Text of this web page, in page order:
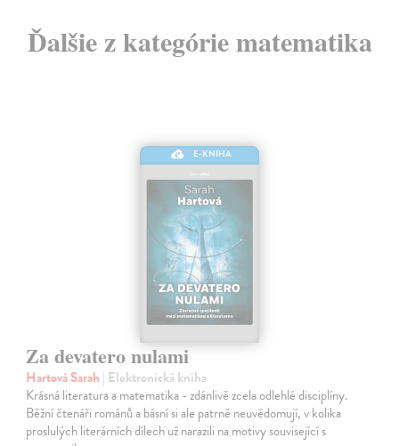
Ďalšie z kategórie matematika
E-KNIHA
Za devatero nulami
Hartová Sarah | Elektronická kniha
Krásná literatura a matematika - zdánlivě zcela odlehlé disciplíny.
Běžní čtenáři románů a básní si ale patrně neuvědomují, v kolika
proslulých literárních dílech už narazili na motivy související s